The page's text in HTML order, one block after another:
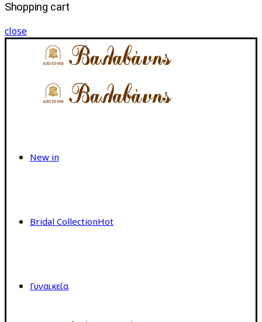
Shopping cart
close
New in
Bridal CollectionHot
Γυναικεία